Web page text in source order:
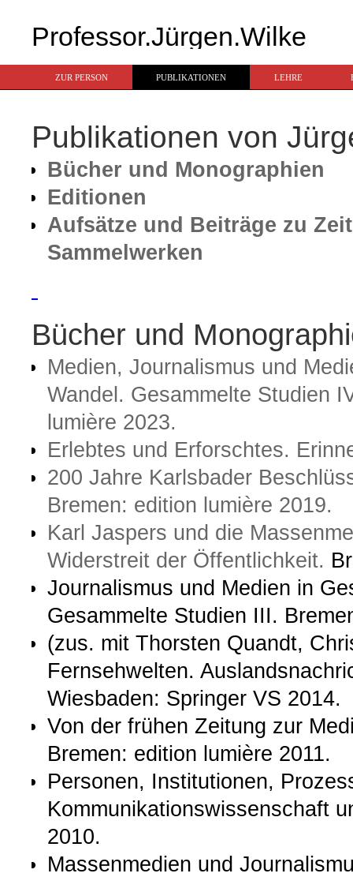
Professor.Jürgen.Wilke
ZUR PERSON PUBLIKATIONEN LEHRE
Publikationen von
Bücher und Monographien
Editionen
Aufsätze und Beiträge zu
Sammelwerken
Bücher und
Medien, Journalismus und
Wandel. Gesammelte Studien
lumière 2023.
Erlebtes und Erforschtes.
200 Jahre Karlsbader
Bremen: edition lumière 2019.
Karl Jaspers und die
Widerstreit der Öffentlichkeit.
Journalismus und Medien in
Gesammelte Studien III.
(zus. mit Thorsten Quandt,
Fernsehwelten.
Wiesbaden: Springer VS 2014.
Von der frühen Zeitung zur
Bremen: edition lumière 2011.
Personen, Institutionen,
Kommunikationswissenschaft
2010.
Massenmedien und